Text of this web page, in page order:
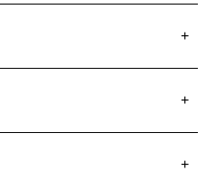
+
+
+